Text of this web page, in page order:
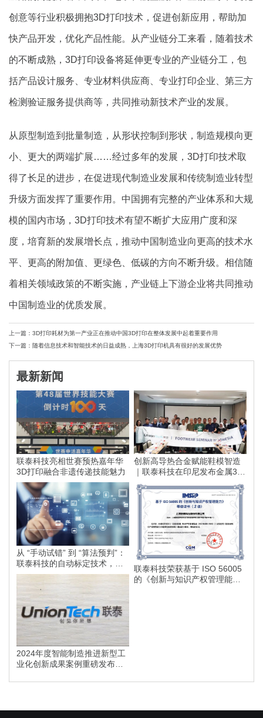
创意等行业积极拥抱3D打印技术，促进创新应用，帮助加
快产品开发，优化产品性能。从产业链分工来看，随着技术
的不断成熟，3D打印设备将延伸更专业的产业链分工，包
括产品设计服务、专业材料供应商、专业打印企业、第三方
检测验证服务提供商等，共同推动新技术产业的发展。
从原型制造到批量制造，从形状控制到形状，制造规模向更
小、更大的两端扩展……经过多年的发展，3D打印技术取
得了长足的进步，在促进现代制造业发展和传统制造业转型
升级方面发挥了重要作用。中国拥有完整的产业体系和大规
模的国内市场，3D打印技术有望不断扩大应用广度和深
度，培育新的发展增长点，推动中国制造业向更高的技术水
平、更高的附加值、更绿色、低碳的方向不断升级。相信随
着相关领域政策的不断实施，产业链上下游企业将共同推动
中国制造业的优质发展。
上一篇：3D打印耗材为第一产业正在推动中国3D打印在整体发展中起着重要作用
下一篇：随着信息技术和智能技术的日益成熟，上海3D打印机具有很好的发展优势
最新新闻
联泰科技亮相世赛预热嘉年华
3D打印融合非遗传递技能魅力
创新高导热合金赋能鞋模智造
｜联泰科技在印尼发布金属3D
打印落地方案
从 “手动试错” 到 “算法预判”：
联泰科技的自动标定技术，如
何为智能制造划定更高的行业
标准？
联泰科技荣获基于 ISO 56005
的《创新与知识产权管理能
2024年度智能制造推进新型工
业化创新成果案例重磅发布，